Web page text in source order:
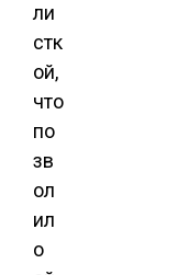
ли
стк
ой,
что
по
зв
ол
ил
о